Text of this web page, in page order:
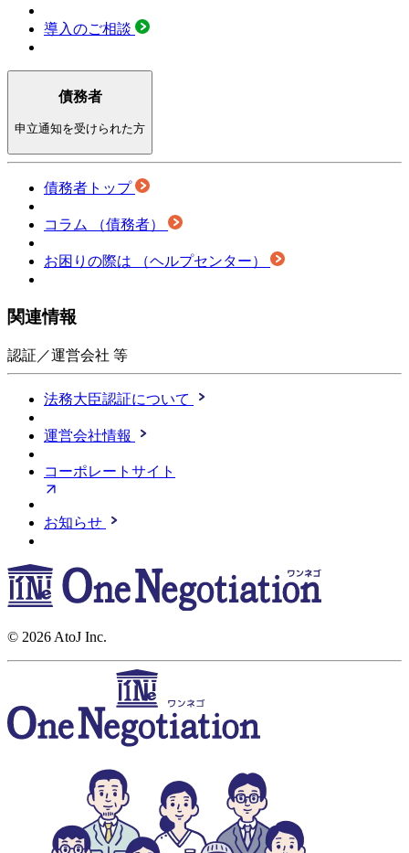
導入のご相談
債務者
申立通知を受けられた方
債務者トップ
コラム （債務者）
お困りの際は （ヘルプセンター）
関連情報
認証／運営会社 等
法務大臣認証について
運営会社情報
コーポレートサイト
お知らせ
© 2026 AtoJ Inc.